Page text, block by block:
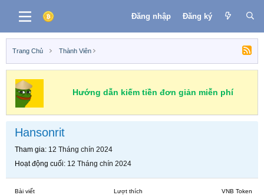
Đăng nhập Đăng ký
Trang Chủ Thành Viên
Hướng dẫn kiếm tiền đơn giản miễn phí
Hansonrit
Tham gia 12 Tháng chín 2024
Hoạt động cuối 12 Tháng chín 2024
Bài viết Lượt thích VNB Token